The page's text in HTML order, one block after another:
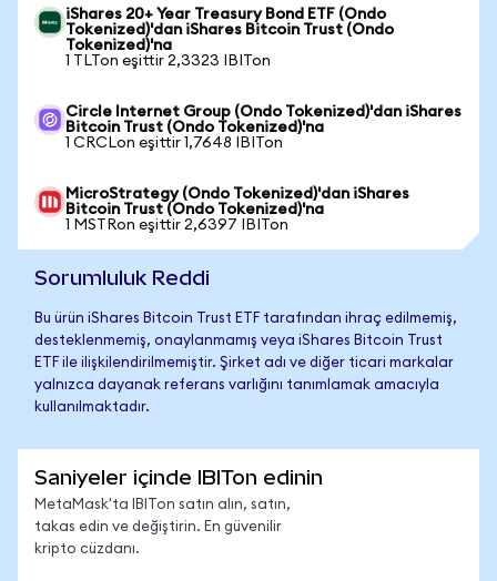
iShares 20+ Year Treasury Bond ETF (Ondo
Tokenized)'dan iShares Bitcoin Trust (Ondo
Tokenized)'na
1 TLTon eşittir 2,3323 IBITon
Circle Internet Group (Ondo Tokenized)'dan iShares
Bitcoin Trust (Ondo Tokenized)'na
1 CRCLon eşittir 1,7648 IBITon
MicroStrategy (Ondo Tokenized)'dan iShares
Bitcoin Trust (Ondo Tokenized)'na
1 MSTRon eşittir 2,6397 IBITon
Sorumluluk Reddi
Bu ürün iShares Bitcoin Trust ETF tarafından ihraç edilmemiş,
desteklenmemiş, onaylanmamış veya iShares Bitcoin Trust
ETF ile ilişkilendirilmemiştir. Şirket adı ve diğer ticari markalar
yalnızca dayanak referans varlığını tanımlamak amacıyla
kullanılmaktadır.
Saniyeler içinde IBITon edinin
MetaMask'ta IBITon satın alın, satın,
takas edin ve değiştirin. En güvenilir
kripto cüzdanı.